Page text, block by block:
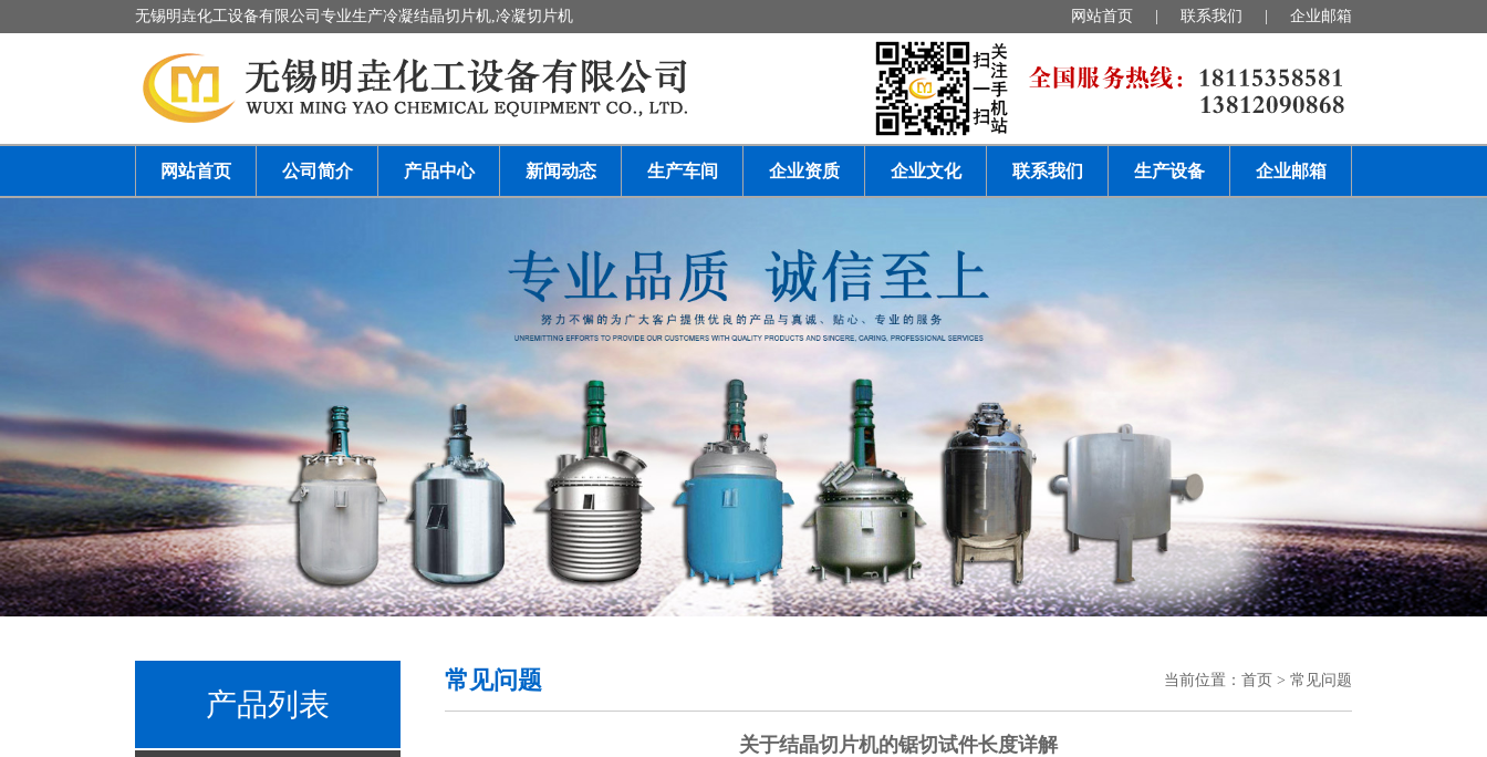
无锡明垚化工设备有限公司专业生产冷凝结晶切片机,冷凝切片机 网站首页 联系我们 企业邮箱
网站首页 公司简介 产品中心 新闻动态 生产车间 企业资质 企业文化 联系我们 生产设备 企业邮箱
产品列表
常见问题 当前位置： 首页 > 常见问题
关于结晶切片机的锯切试件长度详解